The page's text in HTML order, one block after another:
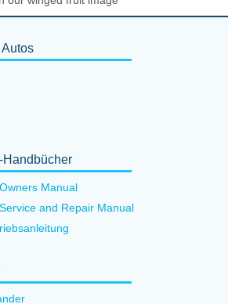
Handbücher
Manual
and Repair Manual